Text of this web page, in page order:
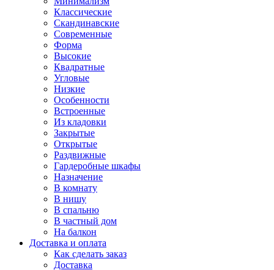
Классические
Скандинавские
Современные
Форма
Высокие
Квадратные
Угловые
Низкие
Особенности
Встроенные
Из кладовки
Закрытые
Открытые
Раздвижные
Гардеробные шкафы
Назначение
В комнату
В нишу
В спальню
В частный дом
На балкон
Доставка и оплата
Как сделать заказ
Доставка